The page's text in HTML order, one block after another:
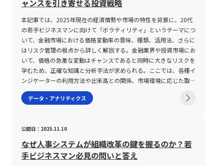
ンと評価される一方、ボラティリティが低い銘柄は、安定的な価格
推移を示し、ローリスクローリターンと見なされます。 ボラティ
リティの評価は、従来の過去のデータに基づいた「ヒストリカルボ
ラティリティ(HV)」と、市場の将来予測を反映した「インプライド
ボラティリティ(IV)」の2種類に大別されます。ヒストリカルボラテ
ィリティは、過去一定期間の価格変動データを基に計算され、統計
学でいう標準偏差「σ(シグマ)」を用いて求められます。一方、イ
ンプライドボラティリティはオプション取引の価格から逆算するこ
とで算出され、市場参加者の「未来のボラティリティ」に対する期
待が数値として反映されます。この二つの指標は、投資の判断材料
ます。 また、ボラティリティは単なるリスク指標にとどまらず、
短期トレードにおける銘柄選択や、相場全体の変動傾向の分析、さ
らには中長期投資のリスク管理や投資金額の配分決定にまで幅広く
活用されています。高いボラティリティを持つ銘柄は、急激な価格
ャンスを引き寄せる投資戦略
本記事では、2025年現在の経済情勢や市場の特性を背景に、20代
の若手ビジネスマンに向けて「ボラティリティ」というテーマにつ
いて、金融市場における価格変動率の意味、種類、活用法、さらに
はリスク管理の視点から詳しく解説する。金融業界や投資市場にお
いて、価格の急激な変動はチャンスであると同時に大きなリスクを
孕むため、正確な知識と分析手法が求められる。ここでは、各種イ
ンジケーターの利用方法や出来高との関係、市場環境に応じた取引
の留意点など、現代のデジタル化された取引環境で不可欠となる情
報を体系的に整理する。 ボラティリティとは ボラティリティと
用語は株式、為替、先物、CFD（差金決済取引）など、さまざまな
金融商品に適用される。 ボラティリティが高い状態は、短期間で
大幅な価格上昇または下落が発生しやすいことを意味し、逆に低い
状態は価格が安定していることを示す。 投資家はこの指標を基
データ・アナリティクス
公開日：2025.11.10
なぜ人事システムが組織改革の鍵を握るのか？若
手ビジネスマン必見の問いと答え